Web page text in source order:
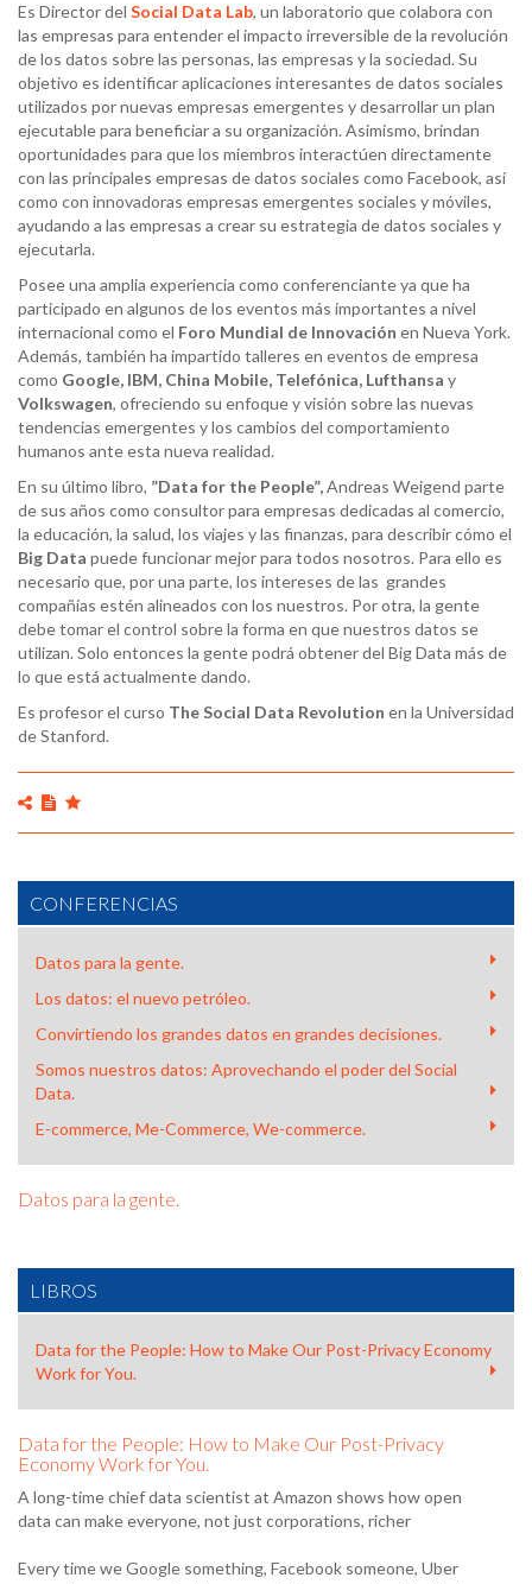
Es Director del Social Data Lab, un laboratorio que colabora con
las empresas para entender el impacto irreversible de la revolución
de los datos sobre las personas, las empresas y la sociedad. Su
objetivo es identificar aplicaciones interesantes de datos sociales
utilizados por nuevas empresas emergentes y desarrollar un plan
ejecutable para beneficiar a su organización. Asimismo, brindan
oportunidades para que los miembros interactúen directamente
con las principales empresas de datos sociales como Facebook, así
como con innovadoras empresas emergentes sociales y móviles,
ayudando a las empresas a crear su estrategia de datos sociales y
ejecutarla.
Posee una amplia experiencia como conferenciante ya que ha
participado en algunos de los eventos más importantes a nivel
internacional como el Foro Mundial de Innovación en Nueva York.
Además, también ha impartido talleres en eventos de empresa
como Google, IBM, China Mobile, Telefónica, Lufthansa y
Volkswagen, ofreciendo su enfoque y visión sobre las nuevas
tendencias emergentes y los cambios del comportamiento
humanos ante esta nueva realidad.
En su último libro, ”Data for the People”,Andreas Weigend parte
de sus años como consultor para empresas dedicadas al comercio,
la educación, la salud, los viajes y las finanzas, para describir cómo el
Big Data puede funcionar mejor para todos nosotros. Para ello es
necesario que, por una parte, los intereses de las grandes
compañías estén alineados con los nuestros. Por otra, la gente
debe tomar el control sobre la forma en que nuestros datos se
utilizan. Solo entonces la gente podrá obtener del Big Data más de
lo que está actualmente dando.
Es profesor el curso TheSocial Data Revolution en la Universidad
de Stanford.
CONFERENCIAS
Datos para la gente.
Los datos: el nuevo petróleo.
Convirtiendo los grandes datos en grandes decisiones.
Somos nuestros datos: Aprovechando el poder del Social
Data.
E-commerce, Me-Commerce, We-commerce.
Datos para la gente.
LIBROS
Data for the People: How to Make Our Post-Privacy Economy
Work for You.
Data for the People: How to Make Our Post-Privacy
Economy Work for You.
A long-time chief data scientist at Amazon shows how open
data can make everyone, not just corporations, richer
Every time we Google something, Facebook someone, Uber